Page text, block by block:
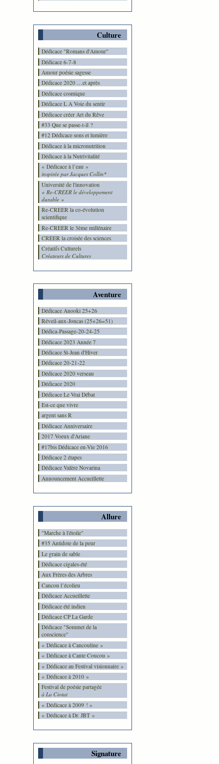
Culture
Dédicace "Romans d'Amour"
Dédicace 6-7-8
Amour poésie sagesse
Dédicace 2020 …et après
Dédicace cosmique
Dédicace L A Voie du sentir
Dédicace créer Art du Rêve
#33 Que se passe-t-il ?
#12 Dédicace sons et lumière
Dédicace à la micronutrition
Dédicace à la Nutrivitalité
« Dédicace à l’eau »
inspirée par Jacques Collin*
Université de l'innovation
« Re-CREER le développement
durable »
Re-CREER la co-évolution
scientifique
Re-CREER le 3ème millénaire
CREER la croisée des sciences
Créatifs Culturels
Créateurs de Cultures
Aventure
Dédicace Anooki 25+26
Réveil-aux-Joncas (25+26=51)
Dédica-Passage-20-24-25
Dédicace 2023 Année 7
Dédicace St-Jean d'Hiver
Dédicace 20-21-22
Dédicace 2020 verseau
Dédicace 2020
Dédicace Le Vrai Débat
Est-ce que vivre
argent sans R
Dédicace Anniversaire
2017 Voeux d'Ariane
#17bis Dédicace en-Vie 2016
Dédicace 2 étapes
Dédicace Valère Novarina
Announcement Accueillette
Allure
"Marche à l'étoile"
#35 Antidote de la peur
Le grain de sable
Dédicace cigales-été
Aux Frères des Arbres
Cancou l’écolieu
Dédicace Accueillette
Dédicace été indien
Dédicace CP La Garde
Dédicace "Sommet de la
conscience"
« Dédicace à Cancouline »
« Dédicace à Cante Coucou »
« Dédicace au Festival visionnaire »
« Dédicace à 2010 »
Festival de poésie partagée
à La Ciotat
« Dédicace à 2009 ! »
« Dédicace à Dr. JBT »
Signature